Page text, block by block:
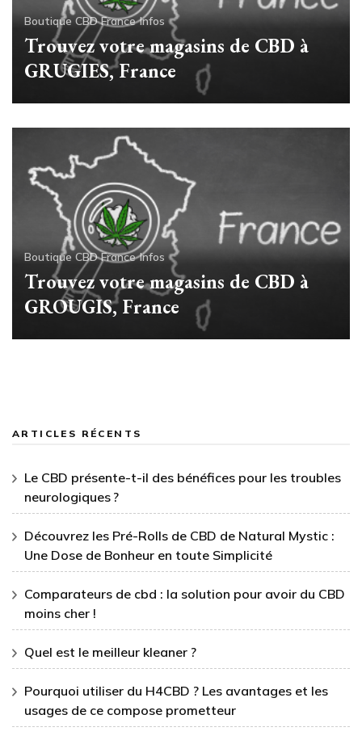
Boutique CBD France Infos
Trouvez votre magasins de CBD à
GRUGIES, France
Boutique CBD France Infos
Trouvez votre magasins de CBD à
GROUGIS, France
ARTICLES RÉCENTS
Le CBD présente-t-il des bénéfices pour les troubles
neurologiques ?
Découvrez les Pré-Rolls de CBD de Natural Mystic :
Une Dose de Bonheur en toute Simplicité
Comparateurs de cbd : la solution pour avoir du CBD
moins cher !
Quel est le meilleur kleaner ?
Pourquoi utiliser du H4CBD ? Les avantages et les
usages de ce compose prometteur